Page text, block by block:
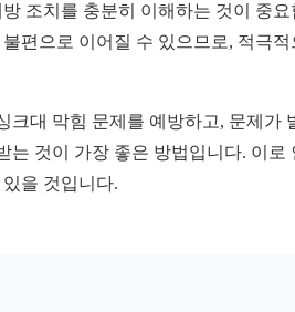
조치를 충분히 이해하는 것이 중요
편으로 이어질 수 있으므로, 적극적
크대 막힘 문제를 예방하고, 문제가
는 것이 가장 좋은 방법입니다. 이로
을 것입니다.